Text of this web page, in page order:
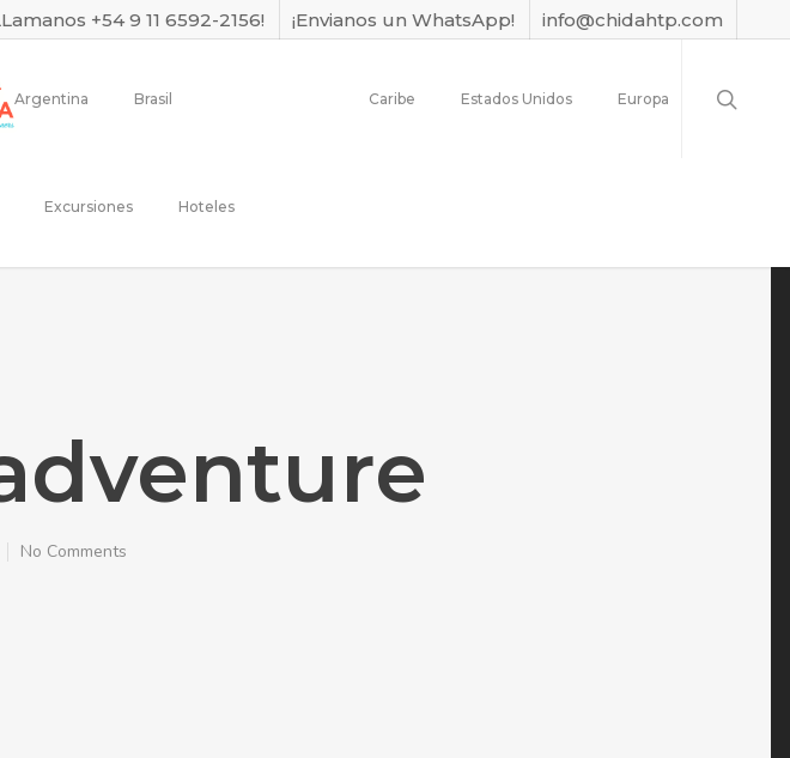
+54 9 11 6592-2156! ¡Envianos un WhatsApp! info@chidahtp.com
Argentina Brasil Caribe Estados Unidos Europa
Excursiones Hoteles
No Comments